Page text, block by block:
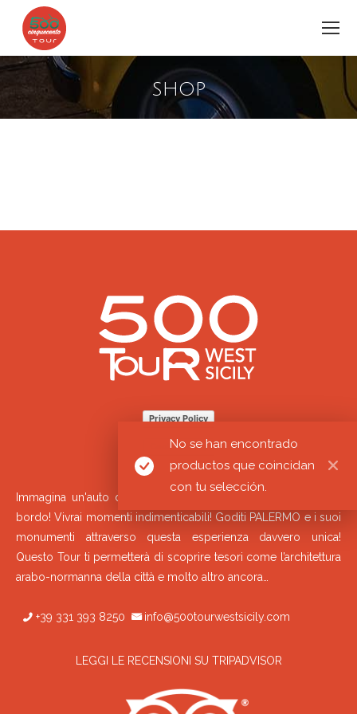
SHOP
Estás aquí:
No se han encontrado
productos que coincidan
con tu selección.
Privacy Policy
Cookie Policy
Immagina un'auto d'epoca per le strade di Palermo e sali a
bordo! Vivrai momenti indimenticabili! Goditi PALERMO e i suoi
monumenti attraverso questa esperienza davvero unica!
Questo Tour ti permetterà di scoprire tesori come l’architettura
arabo-normanna della città e molto altro ancora…
+39 331 393 8250 info@500tourwestsicily.com
LEGGI LE RECENSIONI SU TRIPADVISOR